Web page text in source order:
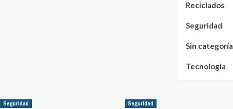
Reciclados
Seguridad
Sin categoría
Tecnología
Seguridad Seguridad